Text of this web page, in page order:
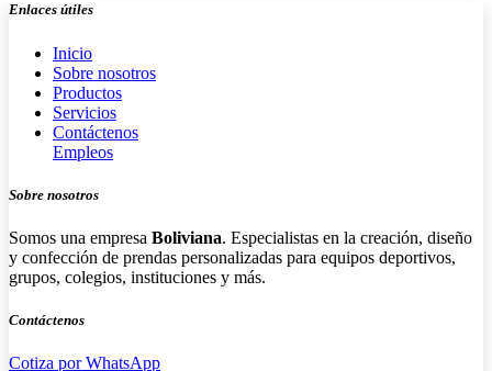
Enlaces útiles
Inicio
Sobre nosotros
Productos
Servicios
Contáctenos
Empleos
Sobre nosotros
Somos una empresa Boliviana. Especialistas en la creación, diseño
y confección de prendas personalizadas para equipos deportivos,
grupos, colegios, instituciones y más.
Contáctenos
Cotiza por WhatsApp